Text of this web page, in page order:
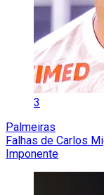
3
Palmeiras
Falhas de Carlos
Imponente